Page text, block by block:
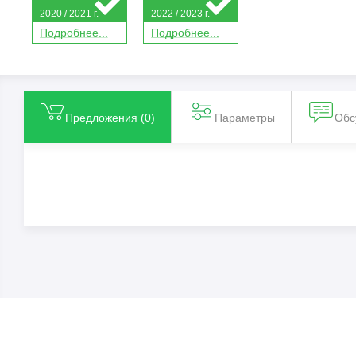
Подробнее...
2020 / 2021 г.
Подробнее...
2022 / 2023 г.
Предложения (0) Параметры